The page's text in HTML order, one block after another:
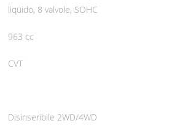
liquido, 8 valvole, SOHC
963 cc
CVT
Disinseribile 2WD/4WD